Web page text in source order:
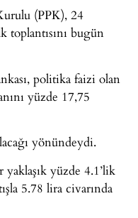
(PPK), 24
bugün
politika faizi olan
yüzde 17,75
yönündeydi.
yaklaşık yüzde 4.1’lik
5.78 lira civarında